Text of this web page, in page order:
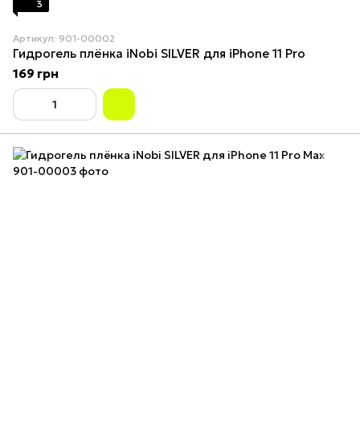
3
Артикул: 901-00002
Гидрогель плёнка iNobi SILVER для iPhone 11 Pro
169 грн